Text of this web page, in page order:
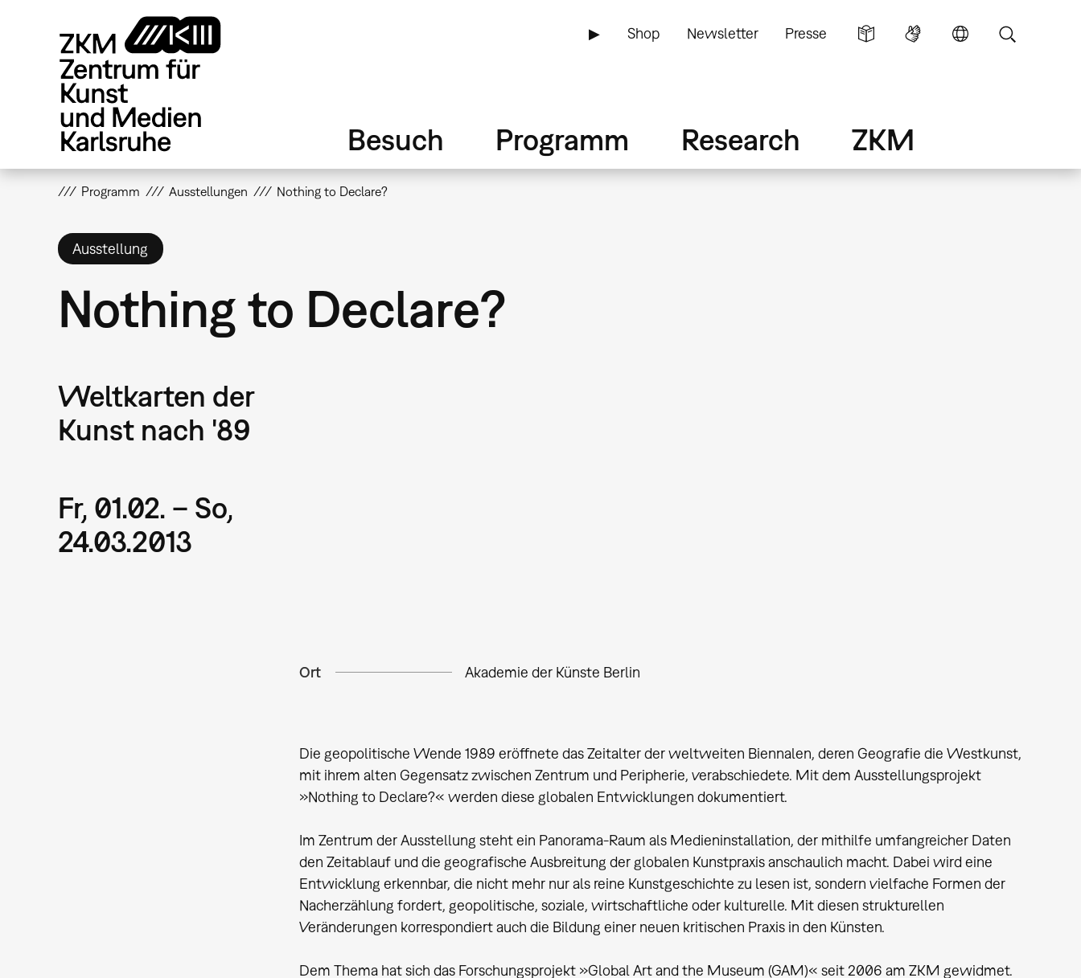
▶ Shop Newsletter Presse
Besuch Programm Research ZKM
Programm Ausstellungen Nothing to Declare?
Ausstellung
Nothing to Declare?
Weltkarten der
Kunst nach '89
Fr, 01.02. – So,
24.03.2013
Ort Akademie der Künste Berlin
Die geopolitische Wende 1989 eröffnete das Zeitalter der weltweiten Biennalen, deren Geografie die Westkunst,
mit ihrem alten Gegensatz zwischen Zentrum und Peripherie, verabschiedete. Mit dem Ausstellungsprojekt
»Nothing to Declare?« werden diese globalen Entwicklungen dokumentiert.
Im Zentrum der Ausstellung steht ein Panorama-Raum als Medieninstallation, der mithilfe umfangreicher Daten
den Zeitablauf und die geografische Ausbreitung der globalen Kunstpraxis anschaulich macht. Dabei wird eine
Entwicklung erkennbar, die nicht mehr nur als reine Kunstgeschichte zu lesen ist, sondern vielfache Formen der
Nacherzählung fordert, geopolitische, soziale, wirtschaftliche oder kulturelle. Mit diesen strukturellen
Veränderungen korrespondiert auch die Bildung einer neuen kritischen Praxis in den Künsten.
Dem Thema hat sich das Forschungsprojekt »Global Art and the Museum (GAM)« seit 2006 am ZKM gewidmet.